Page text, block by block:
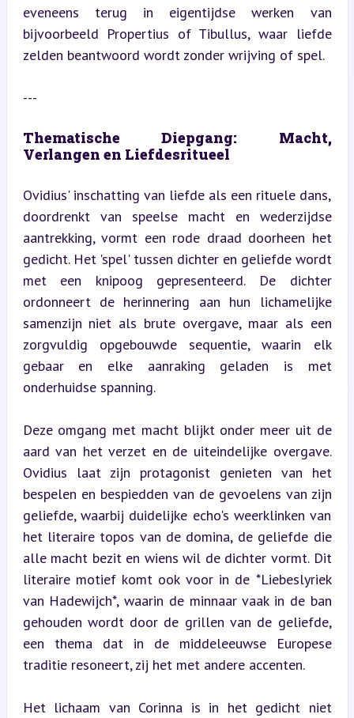
eveneens terug in eigentijdse werken van
bijvoorbeeld Propertius of Tibullus, waar liefde
zelden beantwoord wordt zonder wrijving of spel.
---
Thematische Diepgang: Macht,
Verlangen en Liefdesritueel
Ovidius' inschatting van liefde als een rituele dans,
doordrenkt van speelse macht en wederzijdse
aantrekking, vormt een rode draad doorheen het
gedicht. Het 'spel' tussen dichter en geliefde wordt
met een knipoog gepresenteerd. De dichter
ordonneert de herinnering aan hun lichamelijke
samenzijn niet als brute overgave, maar als een
zorgvuldig opgebouwde sequentie, waarin elk
gebaar en elke aanraking geladen is met
onderhuidse spanning.
Deze omgang met macht blijkt onder meer uit de
aard van het verzet en de uiteindelijke overgave.
Ovidius laat zijn protagonist genieten van het
bespelen en bespiedden van de gevoelens van zijn
geliefde, waarbij duidelijke echo's weerklinken van
het literaire topos van de domina, de geliefde die
alle macht bezit en wiens wil de dichter vormt. Dit
literaire motief komt ook voor in de *Liebeslyriek
van Hadewijch*, waarin de minnaar vaak in de ban
gehouden wordt door de grillen van de geliefde,
een thema dat in de middeleeuwse Europese
traditie resoneert, zij het met andere accenten.
Het lichaam van Corinna is in het gedicht niet